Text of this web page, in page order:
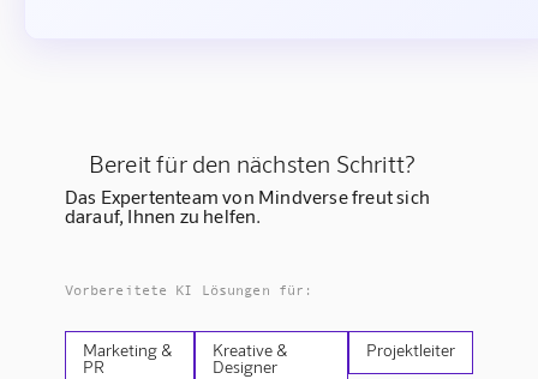
Bereit für den nächsten Schritt?
Das Expertenteam von Mindverse freut sich
darauf, Ihnen zu helfen.
Vorbereitete KI Lösungen für:
Marketing &
PR
Kreative &
Designer
Projektleiter